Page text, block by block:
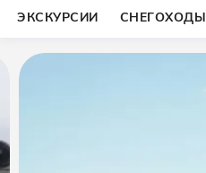
ЭКСКУРСИИ СНЕГОХОДЫ